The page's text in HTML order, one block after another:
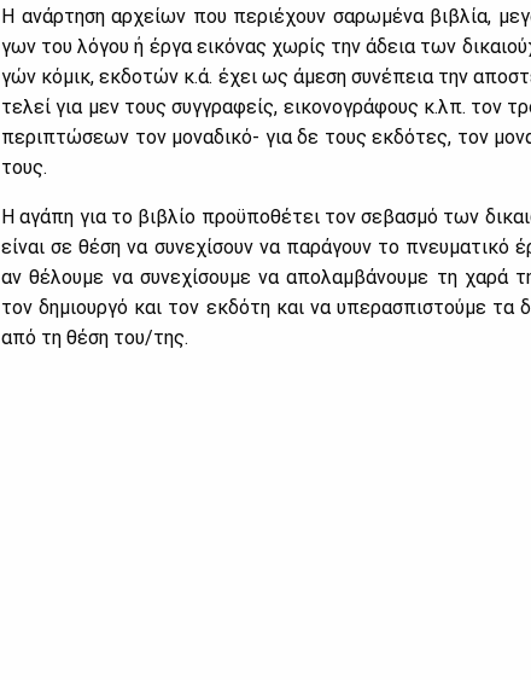
Η ανάρ­τη­ση αρ­χεί­ων που πε­ριέ­χουν σα­ρω­μέ­να βι­βλία,
γων του λό­γου ή έρ­γα ει­κό­νας χω­ρίς την άδεια των
γών κό­μικ, εκ­δο­τών κ.ά. έχει ως άμε­ση συ­νέ­πεια την
τε­λεί για μεν τους συγ­γρα­φείς, ει­κο­νο­γρά­φους κ.λπ. τον
πε­ρι­πτώ­σε­ων τον μο­να­δι­κό- για δε τους εκ­δό­τες, τον
τους.
Η αγά­πη για το βι­βλίο προ­ϋ­πο­θέ­τει τον σε­βα­σμό των
εί­ναι σε θέ­ση να συ­νε­χί­σουν να πα­ρά­γουν το
αν θέ­λου­με να συ­νε­χί­σου­με να απο­λαμ­βά­νου­με τη χα­ρά
τον δη­μιουρ­γό και τον εκ­δό­τη και να υπε­ρα­σπι­στού­με τα
από τη θέ­ση του/της.